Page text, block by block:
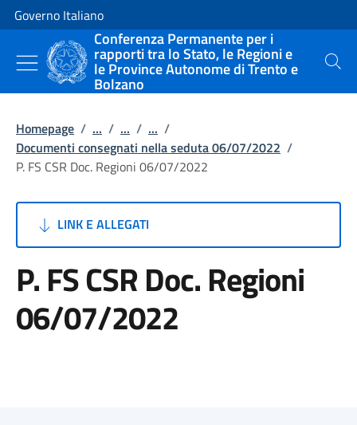
Vai al contenuto
Vai alla navigazione del sito
Governo Italiano
Conferenza Permanente per i
rapporti tra lo Stato, le Regioni e
le Province Autonome di Trento e
Bolzano
Cerca
Homepage / ... / ... / ... /
Documenti consegnati nella seduta 06/07/2022 /
P. FS CSR Doc. Regioni 06/07/2022
LINK E ALLEGATI
P. FS CSR Doc. Regioni
06/07/2022